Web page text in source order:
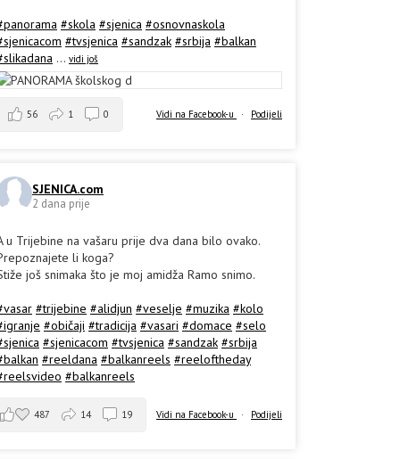
#skola #sjenica #osnovnaskola
#tvsjenica #sandzak #srbija #balkan
... vidi još
Vidi na Facebook-u · Podijeli
56 1 0
SJENICA.com
2 dana prije
u Trijebine na vašaru prije dva dana bilo ovako.
li koga?
još snimaka što je moj amidža Ramo snimo.
#trijebine #alidjun #veselje #muzika #kolo
#običaji #tradicija #vasari #domace #selo
#sjenicacom #tvsjenica #sandzak #srbija
#reeldana #balkanreels #reeloftheday
#balkanreels
Vidi na Facebook-u · Podijeli
487 14 19